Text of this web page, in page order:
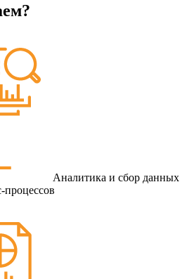
Аналитика и сбор данных
процессов